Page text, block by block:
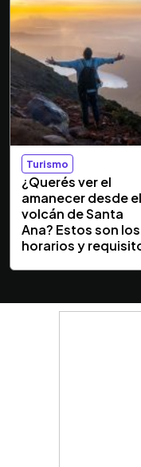
Turismo
¿Querés ver el
amanecer desde el
volcán de Santa
Ana? Estos son los
horarios y